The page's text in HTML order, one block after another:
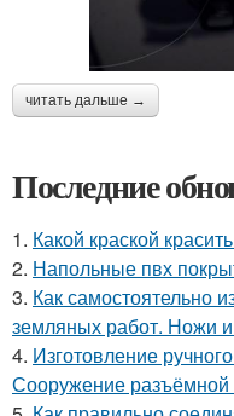
читать дальше →
Последние
1. Какой краской
2. Напольные пвх
3. Как самостоятельно
земляных работ. Ножи
4. Изготовление
Сооружение разъёмной